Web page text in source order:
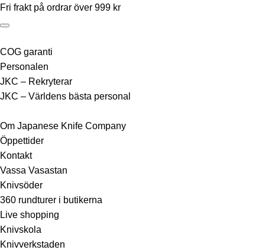
Fri frakt på ordrar över 999 kr
COG garanti
Personalen
JKC – Rekryterar
JKC – Världens bästa personal
Om Japanese Knife Company
Öppettider
Kontakt
Vassa Vasastan
Knivsöder
360 rundturer i butikerna
Live shopping
Knivskola
Knivverkstaden